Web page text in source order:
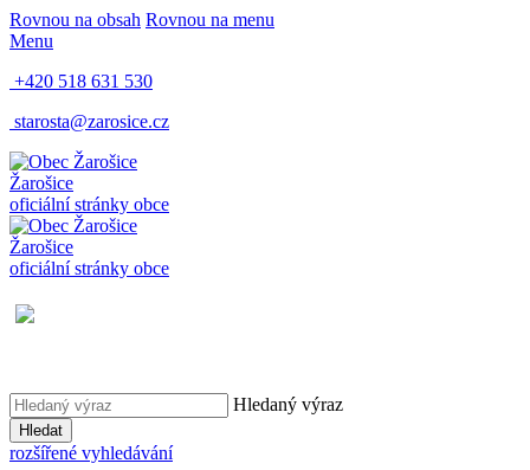
Rovnou na obsah Rovnou na menu
Menu
+420 518 631 530
starosta@zarosice.cz
Žarošice
oficiální stránky obce
Žarošice
oficiální stránky obce
Hledaný výraz
Hledat
rozšířené vyhledávání